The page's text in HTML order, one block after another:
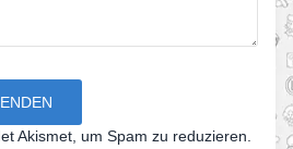
Akismet, um Spam zu reduzieren.